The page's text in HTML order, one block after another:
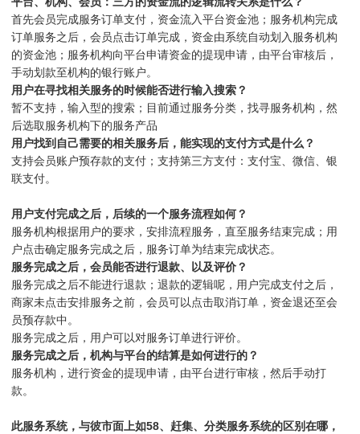
首先会员完成服务订单支付，资金流入平台资金池；服务机构完成
订单服务之后，会员点击订单完成，资金由系统自动划入服务机构
的资金池；服务机构向平台申请资金的提现申请，由平台审核后，
手动划款至机构的银行账户。
用户在寻找相关服务的时候能否进行输入搜索？
暂不支持，输入型的搜索；目前通过服务分类，找寻服务机构，然
后选取服务机构下的服务产品
用户找到自己需要的相关服务后，能实现的支付方式是什么？
支持会员账户预存款的支付；支持第三方支付：支付宝、微信、银
联支付。
用户支付完成之后，后续的一个服务流程如何？
服务机构根据用户的要求，安排流程服务，直至服务结束完成；用
户点击确定服务完成之后，服务订单为结束完成状态。
服务完成之后，会员能否进行退款、以及评价？
服务完成之后不能进行退款；退款的逻辑呢，用户完成支付之后，
商家未点击安排服务之前，会员可以点击取消订单，资金退还至会
员预存款中。
服务完成之后，用户可以对服务订单进行评价。
服务完成之后，机构与平台的结算是如何进行的？
服务机构，进行资金的提现申请，由平台进行审核，然后手动打
款。
此服务系统，与彼市面上如58、赶集、分类服务系统的区别在哪，